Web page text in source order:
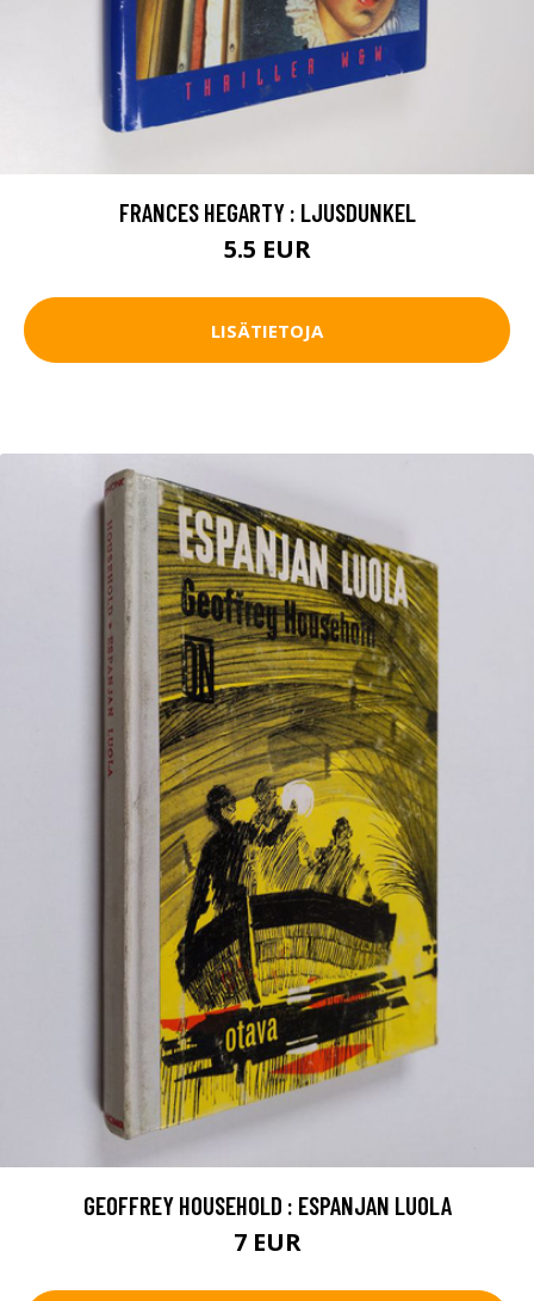
FRANCES HEGARTY : LJUSDUNKEL
5.5 EUR
LISÄTIETOJA
GEOFFREY HOUSEHOLD : ESPANJAN LUOLA
7 EUR